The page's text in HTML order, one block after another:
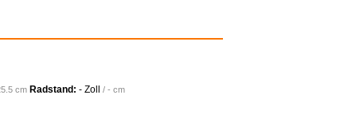
cm Radstand: - Zoll / - cm